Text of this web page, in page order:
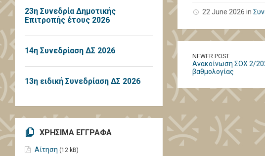
22 June 2026 in
NEWER POST
Ανακοίνωση ΣΟΧ 2/
βαθμολογίας
23η Συνεδρία Δημοτικής
Επιτροπής έτους 2026
14η Συνεδρίαση ΔΣ 2026
13η ειδική Συνεδρίαση ΔΣ 2026
ΧΡΗΣΙΜΑ ΕΓΓΡΑΦΑ
Αίτηση (12 kB)